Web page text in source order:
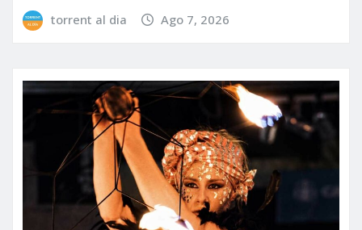
torrent al dia Ago 7, 2026